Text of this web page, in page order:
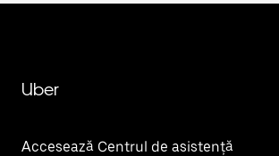
Uber
Accesează Centrul de asistență